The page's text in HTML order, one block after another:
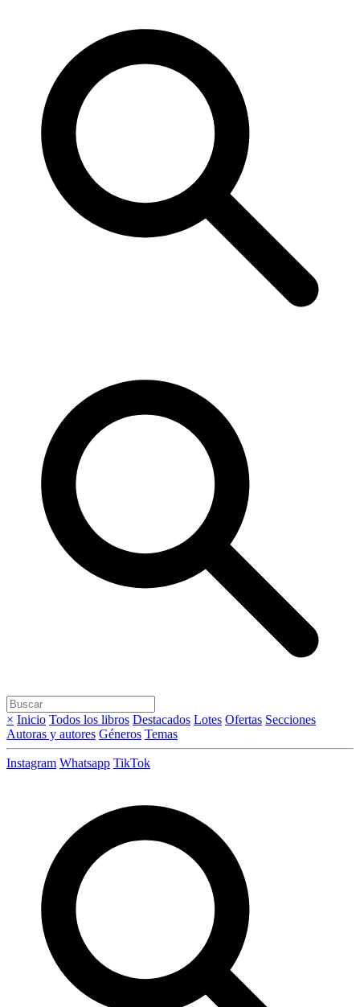
× Inicio Todos los libros Destacados Lotes Ofertas Secciones
Autoras y autores Géneros Temas
Instagram Whatsapp TikTok